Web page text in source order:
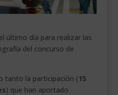
último día para realizar las
del concurso de
tanto la participación (15
) que han aportado